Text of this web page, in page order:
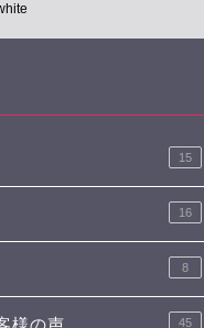
15
16
8
45